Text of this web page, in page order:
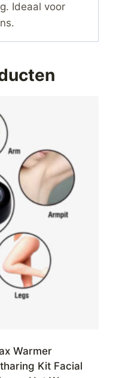
Ideaal voor
Warmer
Kit Facial